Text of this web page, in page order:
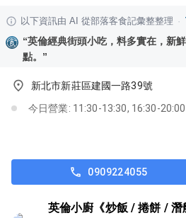
以下資訊由 AI 從部落客食記彙整整理 ·
“英倫經典街頭小吃，料多實在，新
點。 ”
新北市新莊區建國一路39號
今日營業: 11:30-13:30, 16:30-20:00
0909224055
英倫小廚《炒飯 / 捲餅 /